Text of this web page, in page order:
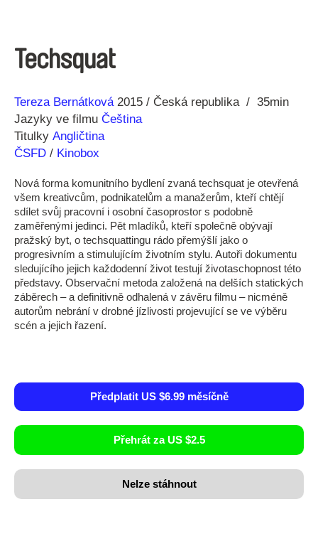
Techsquat
Režie
Tereza Bernátková
Rok 2015 Česká republika
35min
Jazyky ve filmu Čeština
Titulky Angličtina
ČSFD / Kinobox
Nová forma komunitního bydlení zvaná techsquat je otevřená
všem kreativcům, podnikatelům a manažerům, kteří chtějí
sdílet svůj pracovní i osobní časoprostor s podobně
zaměřenými jedinci. Pět mladíků, kteří společně obývají
pražský byt, o techsquattingu rádo přemýšlí jako o
progresivním a stimulujícím životním stylu. Autoři dokumentu
sledujícího jejich každodenní život testují životaschopnost této
představy. Observační metoda založená na delších statických
záběrech – a definitivně odhalená v závěru filmu – nicméně
autorům nebrání v drobné jízlivosti projevující se ve výběru
scén a jejich řazení.
Předplatit US $6.99 měsíčně
Přehrát za US $2.5
Nelze stáhnout